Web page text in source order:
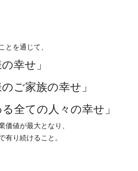
とを通じて、
幸せ」
ご家族の幸せ」
る全ての人々の幸せ」
価値が最大となり、
有り続けること。